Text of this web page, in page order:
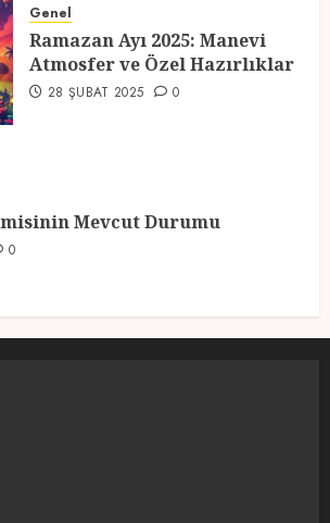
Genel
Ramazan Ayı 2025: Manevi
Atmosfer ve Özel Hazırlıklar
28 ŞUBAT 2025 0
Mevcut Durumu
0